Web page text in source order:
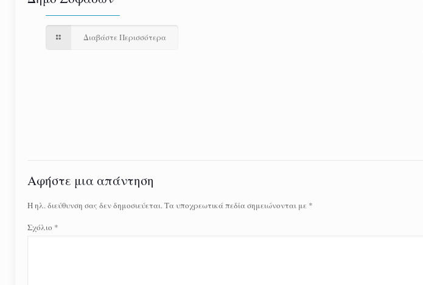
Διαβάστε Περισσότερα
Αφήστε μια απάντηση
Η ηλ. διεύθυνση σας δεν δημοσιεύεται.Τα υποχρεωτικά πεδία σημειώνονται με *
Σχόλιο *